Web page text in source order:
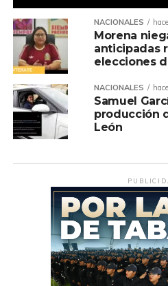
NACIONALES
Morena
anticipadas
elecciones
NACIONALES
Samuel
producción
León